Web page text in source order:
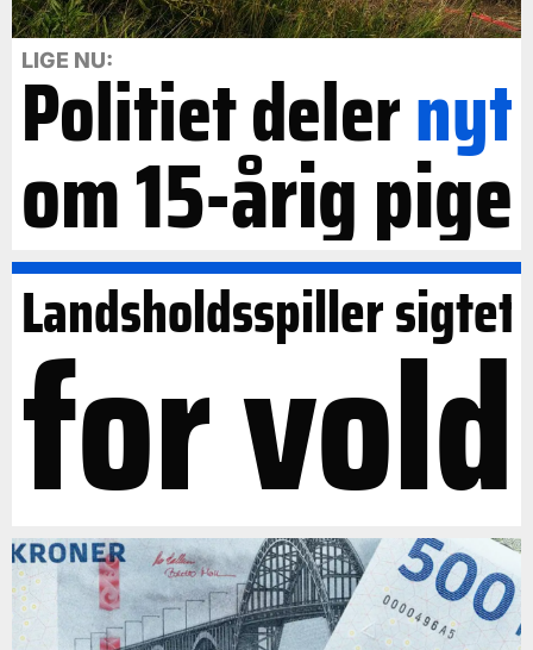
LIGE NU:
Politiet delernyt
om 15-årig pige
Landsholdsspiller sigtet
for vold